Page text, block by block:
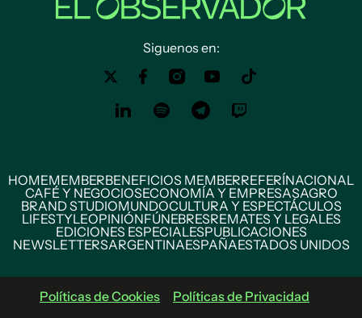
Siguenos en:
HOMEMEMBERBENEFICIOS MEMBERREFERÍNACIONAL
CAFÉ Y NEGOCIOSECONOMÍA Y EMPRESASAGRO
BRAND STUDIOMUNDOCULTURA Y ESPECTÁCULOS
LIFESTYLEOPINIÓNFÚNEBRESREMATES Y LEGALES
EDICIONES ESPECIALESPUBLICACIONES
NEWSLETTERSARGENTINAESPAÑAESTADOS UNIDOS
Políticas de Cookies
Políticas de Privacidad